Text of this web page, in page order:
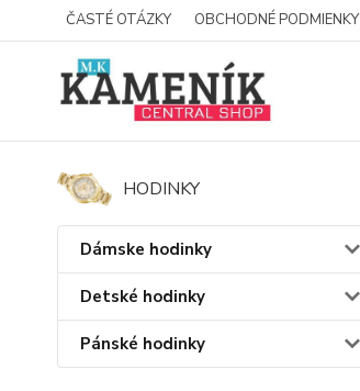
ČASTÉ OTÁZKY OBCHODNÉ PODMIENKY
HODINKY
Dámske hodinky
Detské hodinky
Pánské hodinky